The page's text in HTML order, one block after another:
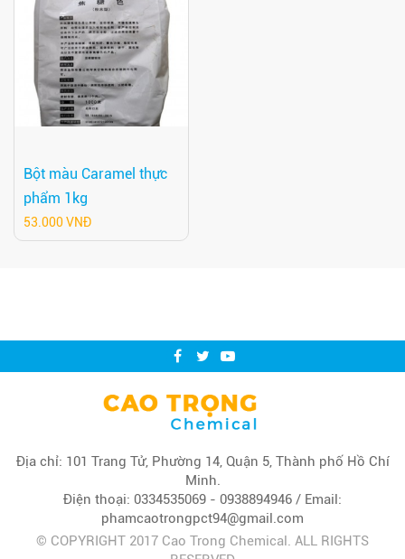
Bột màu Caramel thực
phẩm 1kg
53.000 VNĐ
Địa chỉ: 101 Trang Tử, Phường 14, Quận 5, Thành phố Hồ Chí
Minh.
Điện thoại: 0334535069 - 0938894946 / Email:
phamcaotrongpct94@gmail.com
© COPYRIGHT 2017 Cao Trong Chemical. ALL RIGHTS